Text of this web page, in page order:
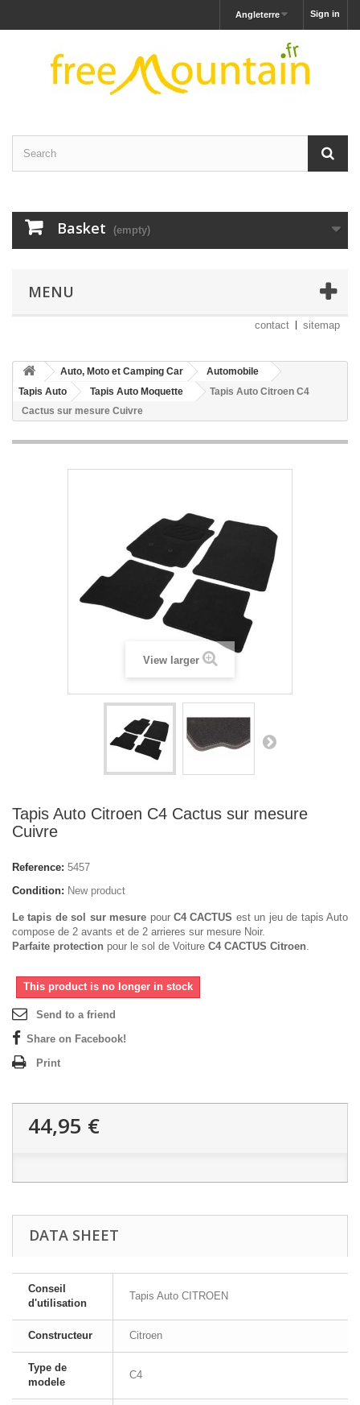
Sign in
Angleterre
Basket (empty)
MENU
contact sitemap
Auto, Moto et Camping Car
Automobile
Tapis Auto
Tapis Auto Moquette
Tapis Auto Citroen C4
Cactus sur mesure Cuivre
View larger
Tapis Auto Citroen C4 Cactus sur mesure
Cuivre
Reference: 5457
Condition: New product
Le tapis de sol sur mesure pourC4 CACTUS est un jeu de tapis Auto
compose de 2 avants et de 2 arrieres sur mesure Noir.
Parfaite protection pour le sol de Voiture C4 CACTUS Citroen.
This product is no longer in stock
Send to a friend
Share on Facebook!
Print
44,95 €
DATA SHEET
Conseil
d'utilisation
Tapis Auto CITROEN
Constructeur Citroen
Type de
modele
C4